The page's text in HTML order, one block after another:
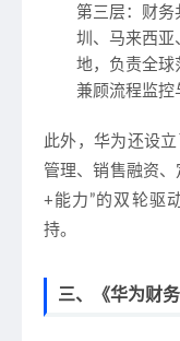
第三层：财务
圳、马来西亚
地，负责全球
兼顾流程监控
此外，华为还设
管理、销售融资、
+能力”的双轮驱
持。
三、《华为财